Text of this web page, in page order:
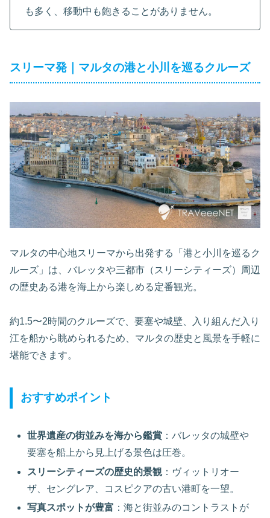
も多く、移動中も飽きることがありません。
スリーマ発｜マルタの港と小川を巡るクルーズ
マルタの中心地スリーマから出発する「港と小川を巡るク
ルーズ」は、バレッタや三都市（スリーシティーズ）周辺
の歴史ある港を海上から楽しめる定番観光。
約1.5〜2時間のクルーズで、要塞や城壁、入り組んだ入り
江を船から眺められるため、マルタの歴史と風景を手軽に
堪能できます。
おすすめポイント
世界遺産の街並みを海から鑑賞 ：バレッタの城壁や
要塞を船上から見上げる景色は圧巻。
スリーシティーズの歴史的景観：ヴィットリオー
ザ、セングレア、コスピクアの古い港町を一望。
写真スポットが豊富 ：海と街並みのコントラストが